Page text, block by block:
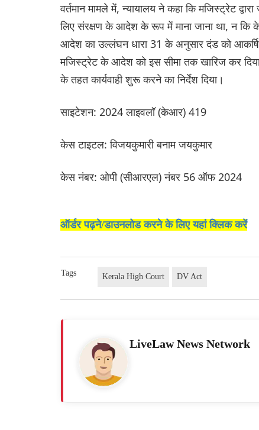
वर्तमान मामले में, न्यायालय ने कहा कि मजिस्ट्रेट
लिए संरक्षण के आदेश के रूप में माना जाना था, न कि
आदेश का उल्लंघन धारा 31 के अनुसार दंड को
मजिस्ट्रेट के आदेश को इस सीमा तक खारिज कर
के तहत कार्यवाही शुरू करने का निर्देश दिया।
साइटेशन: 2024 लाइवलॉ (केआर) 419
केस टाइटल: विजयकुमारी बनाम जयकुमार
केस नंबर: ओपी (सीआरएल) नंबर 56 ऑफ 2024
ऑर्डर पढ़ने/डाउनलोड करने के लिए यहां क्लिक करें
Tags Kerala High Court DV Act
LiveLaw News Network